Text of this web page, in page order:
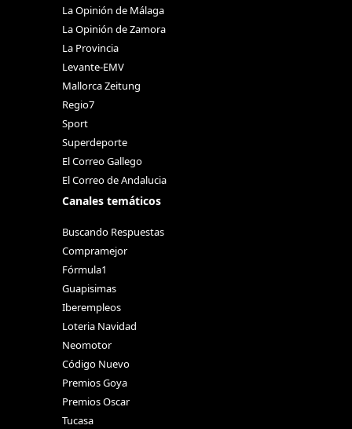
La Opinión de Málaga
La Opinión de Zamora
La Provincia
Levante-EMV
Mallorca Zeitung
Regio7
Sport
Superdeporte
El Correo Gallego
El Correo de Andalucia
Canales temáticos
Buscando Respuestas
Compramejor
Fórmula1
Guapisimas
Iberempleos
Loteria Navidad
Neomotor
Código Nuevo
Premios Goya
Premios Oscar
Tucasa